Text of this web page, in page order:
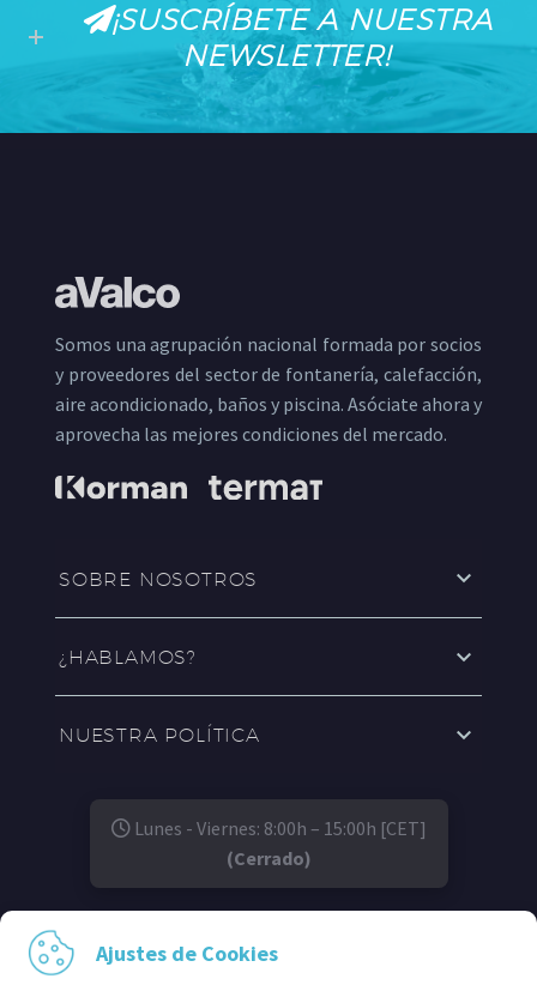
Ajustes de Cookies
¡SUSCRÍBETE A NUESTRA
NEWSLETTER!
Somos una agrupación nacional formada por socios
y proveedores del sector de fontanería, calefacción,
aire acondicionado, baños y piscina. Asóciate ahora y
aprovecha las mejores condiciones del mercado.
SOBRE NOSOTROS
¿HABLAMOS?
NUESTRA POLÍTICA
Lunes - Viernes: 8:00h – 15:00h [CET]
(Cerrado)